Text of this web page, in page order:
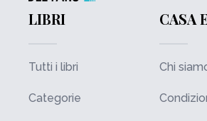
LIBRI
Tutti i libri
Categorie
CASA
Chi